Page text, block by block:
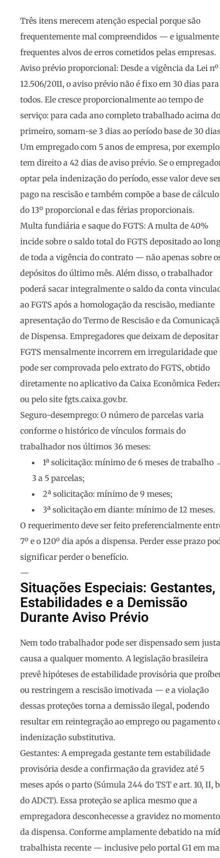
Três itens merecem atenção especial porque são
frequentemente mal compreendidos — e igualmente
frequentes alvos de erros cometidos pelas empresas.
Aviso prévio proporcional: Desde a vigência da Lei nº
12.506/2011, o aviso prévio não é fixo em 30 dias para
todos. Ele cresce proporcionalmente ao tempo de
serviço: para cada ano completo trabalhado acima do
primeiro, somam-se 3 dias ao período base de 30
Um empregado com 5 anos de empresa, por
tem direito a 42 dias de aviso prévio. Se o
optar pela indenização do período, esse valor deve
pago na rescisão e também compõe a base de cálculo
do 13º proporcional e das férias proporcionais.
Multa fundiária e saque do FGTS: A multa de 40%
incide sobre o saldo total do FGTS depositado ao
de toda a vigência do contrato — não apenas sobre
depósitos do último mês. Além disso, o trabalhador
poderá sacar integralmente o saldo da conta
ao FGTS após a homologação da rescisão, mediante
apresentação do Termo de Rescisão e da
de Dispensa. Empregadores que deixam de depositar
FGTS mensalmente incorrem em irregularidade que
pode ser comprovada pelo extrato do FGTS, obtido
diretamente no aplicativo da Caixa Econômica
ou pelo site fgts.caixa.gov.br.
Seguro-desemprego: O número de parcelas varia
conforme o histórico de vínculos formais do
trabalhador nos últimos 36 meses:
1ª solicitação: mínimo de 6 meses de trabalho
3 a 5 parcelas;
2ª solicitação: mínimo de 9 meses;
3ª solicitação em diante: mínimo de 12 meses.
O requerimento deve ser feito preferencialmente
7º e o 120º dia após a dispensa. Perder esse prazo
significar perder o benefício.
—
Situações Especiais: Gestantes,
Estabilidades e a Demissão
Durante Aviso Prévio
Nem todo trabalhador pode ser dispensado sem justa
causa a qualquer momento. A legislação brasileira
prevê hipóteses de estabilidade provisória que
ou restringem a rescisão imotivada — e a violação
dessas proteções torna a demissão ilegal, podendo
resultar em reintegração ao emprego ou pagamento
indenização substitutiva.
Gestantes: A empregada gestante tem estabilidade
provisória desde a confirmação da gravidez até 5
meses após o parto (Súmula 244 do TST e art. 10, II,
do ADCT). Essa proteção se aplica mesmo que a
empregadora desconhecesse a gravidez no momento
da dispensa. Conforme amplamente debatido na
trabalhista recente — inclusive pelo portal G1 em